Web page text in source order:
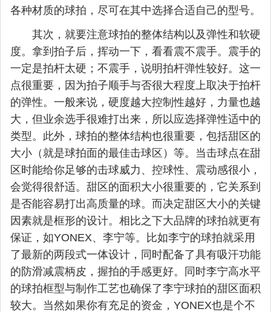
各种材质的球拍，尽可在其中选择合适自己的型号。
其次，就要注意球拍的整体结构以及弹性和软硬
度。拿到拍子后，挥动一下，看看震不震手。震手的
一定是拍杆太硬；不震手，说明拍杆弹性较好。这一
点很重要，因为拍子顺手与否很大程度上取决于拍杆
的弹性。一般来说，硬度越大控制性越好，力量也越
大，但业余选手很难打出来，所以应选择弹性适中的
类型。此外，球拍的整体结构也很重要，包括甜区的
大小（就是球拍面的最佳击球区）等。当击球点在甜
区时能给你足够的击球威力、控球性、震动感很小，
会觉得很舒适。甜区的面积大小很重要的，它关系到
是否能容易打出高质量的球。而决定甜区大小的关键
因素就是框形的设计。相比之下大品牌的球拍就更有
保证，如YONEX、李宁等。比如李宁的球拍就采用
了最新的两段式一体设计，同时配备了具有吸汗功能
的防滑减震柄皮，握拍的手感更好。同时李宁高水平
的球拍框型与制作工艺也确保了李宁球拍的甜区面积
较大。当然如果你有充足的资金，YONEX也是个不